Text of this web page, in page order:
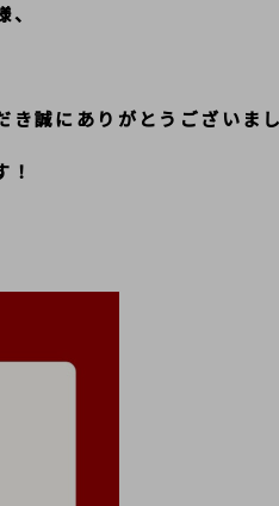
誠にありがとうございまし